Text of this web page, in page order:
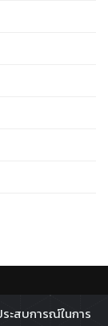
ะสบการณ์ในการ